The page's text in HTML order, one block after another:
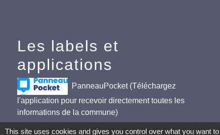
Les labels et
applications
PanneauPocket (Téléchargez
l'application pour recevoir directement toutes les
informations de la commune)
Villes et Villages Fleuris
This site uses cookies and gives you control over what you want to